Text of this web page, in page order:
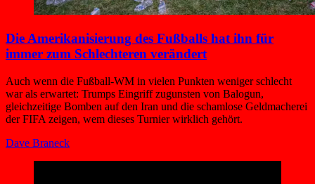
Die Amerika­nisierung des Fußballs hat ihn für
immer zum Schlechteren verändert
Auch wenn die Fußball-WM in vielen Punkten weniger schlecht
war als erwartet: Trumps Eingriff zugunsten von Balogun,
gleichzeitige Bomben auf den Iran und die schamlose Geldmacherei
der FIFA zeigen, wem dieses Turnier wirklich gehört.
Dave Braneck